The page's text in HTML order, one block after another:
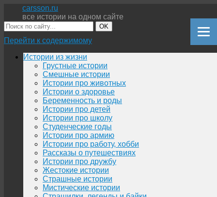
carsson.ru
все истории на одном сайте
OK
Перейти к содержимому
Истории из жизни
Грустные истории
Смешные истории
Истории про животных
Истории о здоровье
Беременность и роды
Истории про детей
Истории про школу
Студенческие годы
Истории про армию
Истории про работу, хобби
Рассказы о путешествиях
Истории про дружбу
Жестокие истории
Страшные истории
Мистические истории